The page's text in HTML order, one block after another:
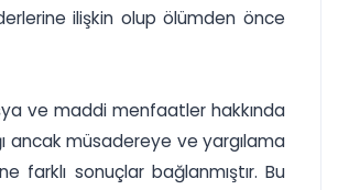
ilişkin olup ölümden önce
ve maddi menfaatler hakkında
ancak müsadereye ve yargılama
farklı sonuçlar bağlanmıştır. Bu